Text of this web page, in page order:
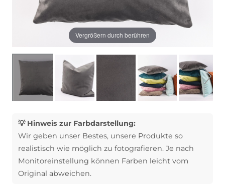
Vergrößern durch berühren
💡 Hinweis zur Farbdarstellung:
Wir geben unser Bestes, unsere Produkte so
realistisch wie möglich zu fotografieren. Je nach
Monitoreinstellung können Farben leicht vom
Original abweichen.